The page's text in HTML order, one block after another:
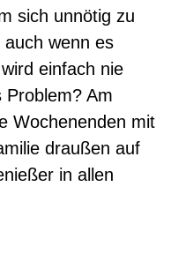
sich unnötig zu
wenn es
einfach nie
Am
Wochenenden mit
draußen auf
in allen